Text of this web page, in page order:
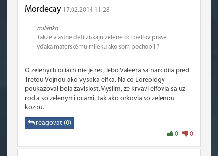
Mordecay 17.02.2014 11:28
milanko
Takže vlastne deti ziskaju zelené oči belfov práve
vďaka materskému mlieku ako som pochopil ?
O zelenych ociach nie je rec, lebo Valeera sa narodila pred
Tretou Vojnou ako vysoka elfka. Na co Loreology
poukazoval bola zavislost.Myslim, ze krvavi elfovia sa uz
rodia so zelenymi ocami, tak ako orkovia so zelenou
kozou.
reagovat (0)
0 0